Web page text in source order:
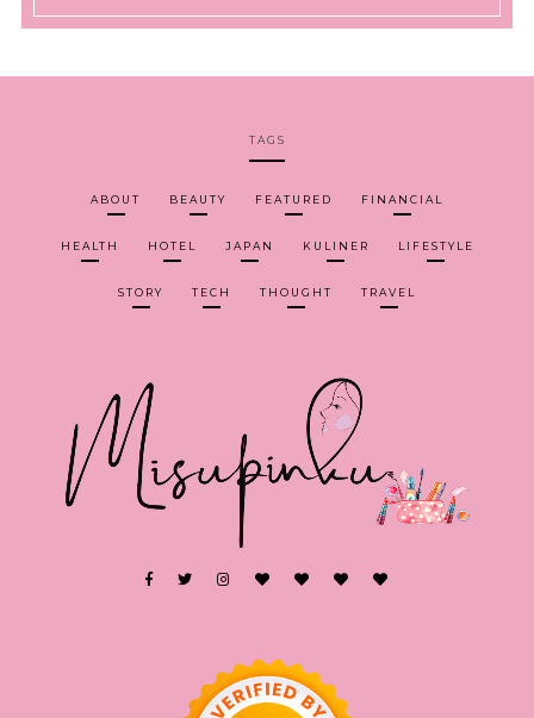
TAGS
ABOUT BEAUTY FEATURED FINANCIAL
HEALTH HOTEL JAPAN KULINER LIFESTYLE
STORY TECH THOUGHT TRAVEL